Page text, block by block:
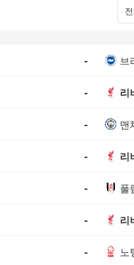
- 브
- 리
- 맨
- 리
- 풀
- 리
- 노